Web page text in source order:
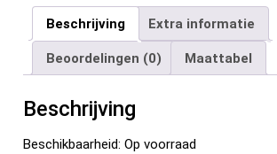
ce
b
o
o
k
tt
er
ail er
es
t
d
di
t
ke
dI
n
e
n
Beschrijving Extra informatie
Beoordelingen (0) Maattabel
Beschrijving
Beschikbaarheid: Op voorraad